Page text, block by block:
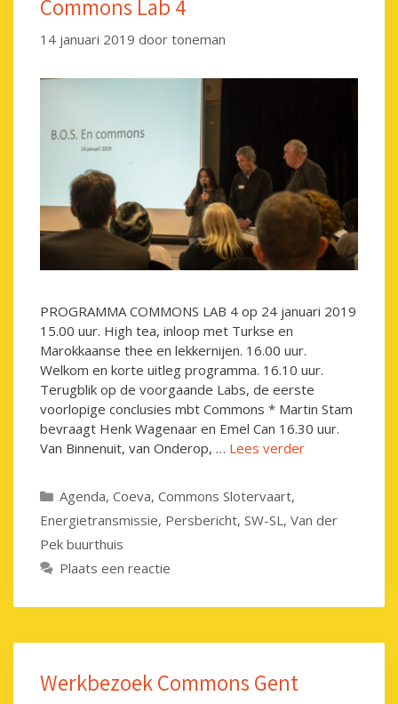
Commons Lab 4
14 januari 2019 door toneman
PROGRAMMA COMMONS LAB 4 op 24 januari 2019
15.00 uur. High tea, inloop met Turkse en
Marokkaanse thee en lekkernijen. 16.00 uur.
Welkom en korte uitleg programma. 16.10 uur.
Terugblik op de voorgaande Labs, de eerste
voorlopige conclusies mbt Commons * Martin Stam
bevraagt Henk Wagenaar en Emel Can 16.30 uur.
Van Binnenuit, van Onderop, … Lees verder
Categorieën
Agenda, Coeva, Commons Slotervaart,
Energietransmissie, Persbericht, SW-SL, Van der
Pek buurthuis
Plaats een reactie
Werkbezoek Commons Gent